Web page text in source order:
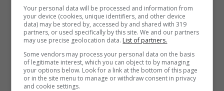
e le durate ridotte, gliItalianicomunque
sembrano proprio non voler rinunciare ad
una piccola evasione estiva dalla routine.
Francesca Testa
Your personal data will be processed and information from
your device (cookies, unique identifiers, and other device
data) may be stored by, accessed by and shared with 319
partners, or used specifically by this site. We and our partners
may use precise geolocation data. List of partners.
Some vendors may process your personal data on the basis
of legitimate interest, which you can object to by managing
your options below. Look for a link at the bottom of this page
or in the site menu to manage or withdraw consent in privacy
and cookie settings.